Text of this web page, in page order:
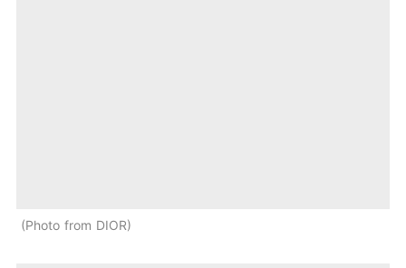
Photo from DIOR